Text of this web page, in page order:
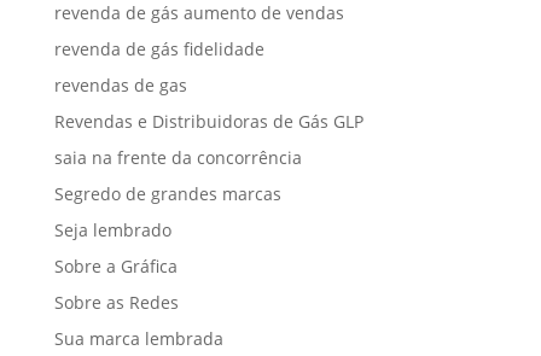
revenda de gás aumento de vendas
revenda de gás fidelidade
revendas de gas
Revendas e Distribuidoras de Gás GLP
saia na frente da concorrência
Segredo de grandes marcas
Seja lembrado
Sobre a Gráfica
Sobre as Redes
Sua marca lembrada